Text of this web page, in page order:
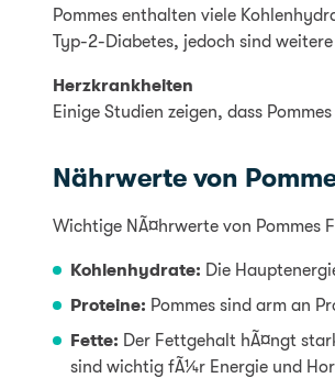
Pommes enthalten viele
Typ-2-Diabetes, jedoch sind
Herzkrankheiten
Einige Studien zeigen, dass
Nährwerte von
Wichtige NÃ¤hrwerte von Pommes
Kohlenhydrate: Die
Proteine: Pommes sind arm an
Fette: Der Fettgehalt hÃ¤ngt
sind wichtig fÃ¼r Energie und